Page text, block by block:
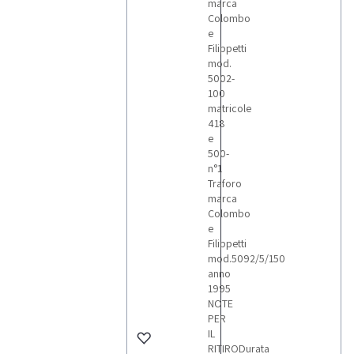
marca
Colombo
e
Filippetti
mod.
5002-
100
matricole
418
e
500-
n°1
Traforo
marca
Colombo
e
Filippetti
mod.5092/5/150
anno
1995
NOTE
PER
IL
RITIRODurata